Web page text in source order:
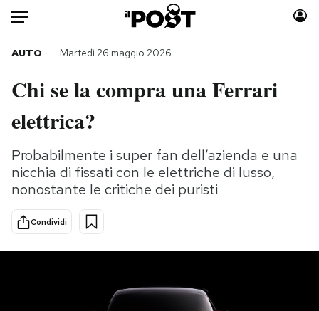
Auto
HOME
Italia
Politica
Tecnologia
Scienza
Consumismi
Storie/Idee
Ok Boomer!
AUTO Martedì 26 maggio 2026
Chi se la compra una Ferrari
elettrica?
Probabilmente i super fan dell’azienda e una
nicchia di fissati con le elettriche di lusso,
nonostante le critiche dei puristi
Condividi